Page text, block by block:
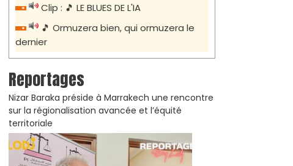
Clip : 🎵 LE BLUES DE L'IA
🎵 Ormuzera bien, qui ormuzera le
dernier
Reportages
Nizar Baraka préside à Marrakech une rencontre
sur la régionalisation avancée et l’équité
territoriale